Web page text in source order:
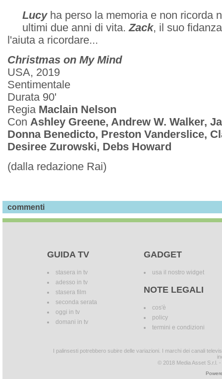
Lucyha perso la memoria e non ricorda
ultimi due anni di vita.Zack, il suo
l'aiuta a ricordare...
Christmas on My Mind
USA, 2019
Sentimentale
Durata 90'
Regia Maclain Nelson
Con Ashley Greene, Andrew W. Walker,
Donna Benedicto, Preston Vanderslice,
Desiree Zurowski, Debs Howard
(dalla redazione Rai)
commenti
GUIDA TV
stasera in tv
adesso in tv
stasera film
seconda serata
oggi in tv
domani in tv
GADGET
usa il nostro widget
NOTE LEGALI
cos'è
policy
termini e condizioni
I palinsesti potrebbero subire delle variazioni. I marchi dei canali
© 2018 Media Asset S.r.l.